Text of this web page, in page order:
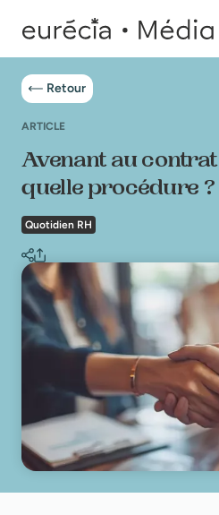
Retour
ARTICLE
Avenant au
quelle procédure ?
Quotidien RH